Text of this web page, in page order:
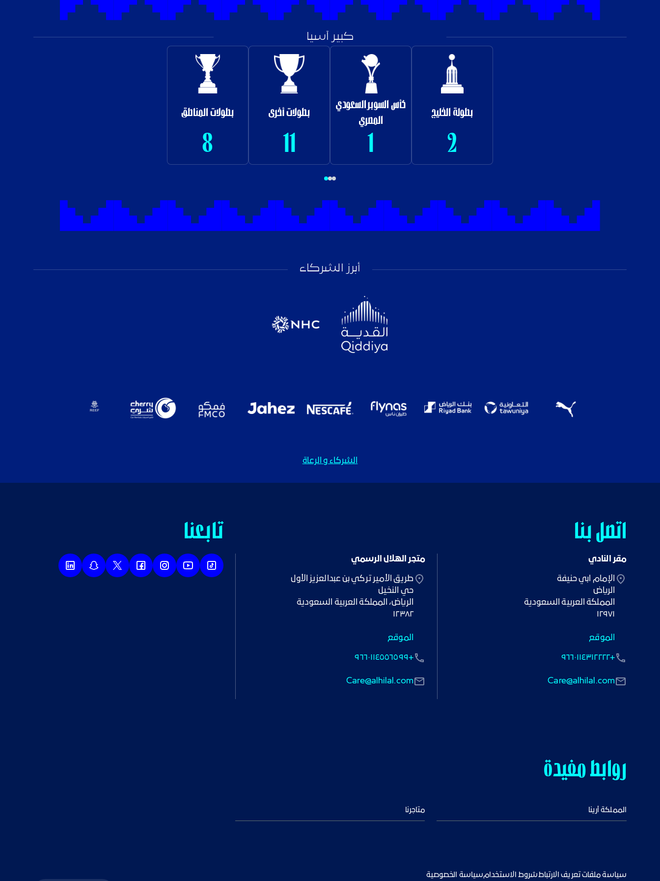
كبير آسيا
بطولة الخليج
2
كأس السوبر السعودي
المصري
1
بطولات أخرى
11
بطولات المناطق
8
أبرز الشركاء
الشركاء و الرعاة
اتصل بنا
مقر النادي
١٢٩٧١
الموقع
Care@alhilal.com
+٩٦٦٠١١٤٣١٢٢٢٢
متجر الهلال الرسمي
١٢٣٨٢
الموقع
Care@alhilal.com
+٩٦٦٠١١٤٥٥٦٥٩٩
روابط مفيدة
المملكة أرينا متاجرنا
تابعنا
سياسة ملفات تعريف الارتباطشروط الاستخدامسياسة الخصوصية